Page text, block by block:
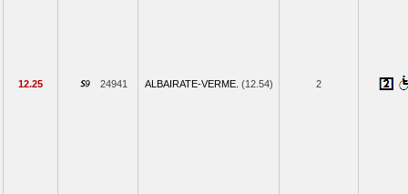
12.25 24941 ALBAIRATE-VERME. (12.54) 2